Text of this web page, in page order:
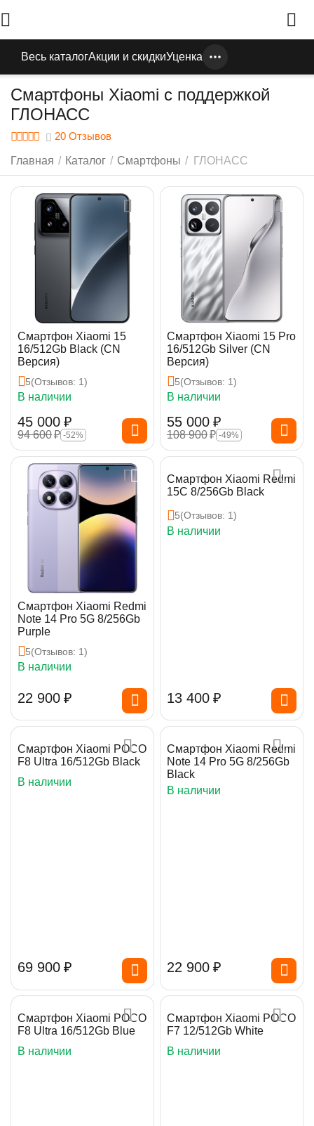
Весь каталогАкции и скидкиУценка
Смартфоны Xiaomi с поддержкой
ГЛОНАСС
20 Отзывов
Главная / Каталог / Смартфоны / ГЛОНАСС
Смартфон Xiaomi 15
16/512Gb Black (CN
Версия)
5(Отзывов: 1)
В наличии
45 000 ₽
94 600₽ -52%
Смартфон Xiaomi 15 Pro
16/512Gb Silver (CN
Версия)
5(Отзывов: 1)
В наличии
55 000 ₽
108 900₽ -49%
Смартфон Xiaomi Redmi
Note 14 Pro 5G 8/256Gb
Purple
5(Отзывов: 1)
В наличии
22 900 ₽
Смартфон Xiaomi Redmi
15C 8/256Gb Black
5(Отзывов: 1)
В наличии
13 400 ₽
Смартфон Xiaomi POCO
F8 Ultra 16/512Gb Black
В наличии
69 900 ₽
Смартфон Xiaomi Redmi
Note 14 Pro 5G 8/256Gb
Black
В наличии
22 900 ₽
Смартфон Xiaomi POCO
F8 Ultra 16/512Gb Blue
В наличии
Смартфон Xiaomi POCO
F7 12/512Gb White
В наличии